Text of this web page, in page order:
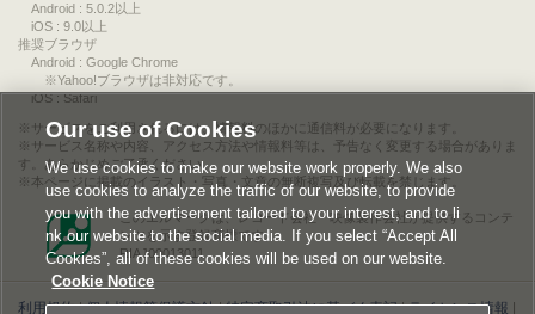
Android : 5.0.2以上
iOS : 9.0以上
推奨ブラウザ
Android : Google Chrome
※Yahoo!ブラウザは非対応です。
iOS : Safari
サービスをご利用されるには、情報料のほかに通信料が必要になります。
サービス名称や内容、アクセス方法や情報料等は、予告なく変更する場合がありま
す。あらかじめご了承ください。
本ページに掲載のイラスト・写真・文章の無断複写及び転載を禁じます。
このエルマークは、レコード会社・映像製作会社が提供するコンテ
ンツを示す登録商標です。
RIAJ00013011
利用規約|個人情報等保護方針|特定商取引法に基づく表記|ライセンス情報
Our use of Cookies
We use cookies to make our website work properly. We also
use cookies to analyze the traffic of our website, to provide
you with the advertisement tailored to your interest, and to li
nk our website to the social media. If you select “Accept All
Cookies”, all of these cookies will be used on our website.
Cookie Notice